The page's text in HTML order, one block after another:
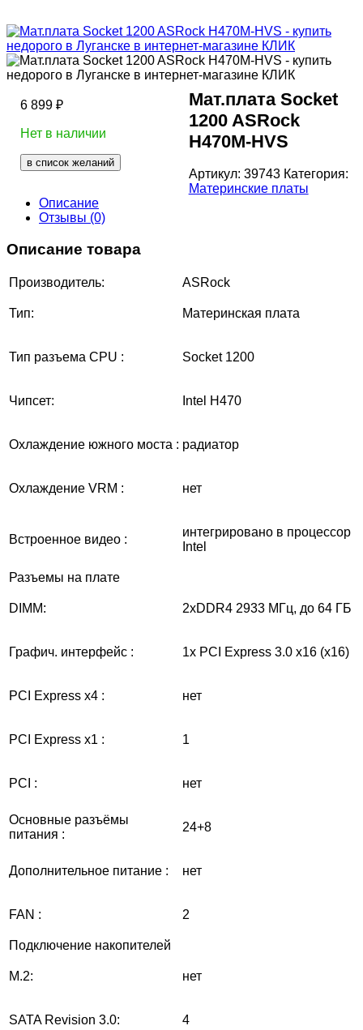
Мат.плата Socket
1200 ASRock
H470M-HVS
Артикул: 39743 Категория:
Материнские платы
6 899₽
Нет в наличии
в список желаний
Описание
Отзывы (0)
Описание товара
Производитель: ASRock
Тип: Материнская плата
Тип разъема CPU : Socket 1200
Чипсет: Intel H470
Охлаждение южного моста : радиатор
Охлаждение VRM : нет
Встроенное видео :
интегрировано в процессор
Intel
Разъемы на плате
DIMM: 2xDDR4 2933 МГц, до 64 ГБ
Графич. интерфейс : 1x PCI Express 3.0 x16 (x16)
PCI Express x4 : нет
PCI Express x1 : 1
PCI : нет
Основные разъёмы
питания :
24+8
Дополнительное питание : нет
FAN : 2
Подключение накопителей
M.2: нет
SATA Revision 3.0: 4